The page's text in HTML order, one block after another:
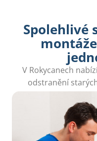
Spolehlivé
V Rokycanech
odstranění
vytápění